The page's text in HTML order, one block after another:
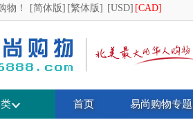
物！ [简体版] [繁体版] [USD] [CAD]
首页 易尚购物专题